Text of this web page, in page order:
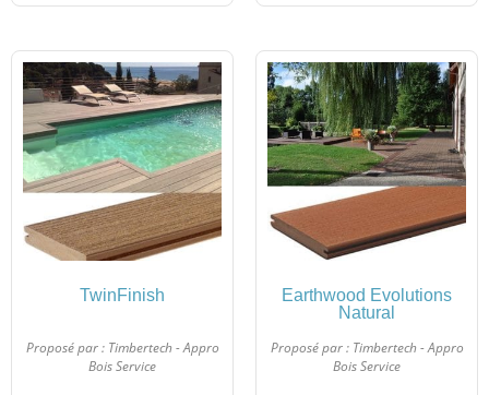
TwinFinish
Proposé par : Timbertech - Appro
Bois Service
Earthwood Evolutions
Natural
Proposé par : Timbertech - Appro
Bois Service